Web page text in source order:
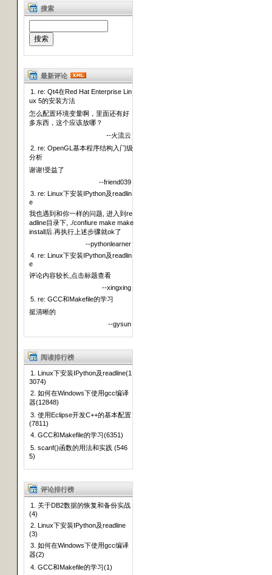
搜索
最新评论
1. re: Qt4在Red Hat Enterprise Lin
ux 5的安装方法
怎么配置环境变量啊，里面还有好
多东西，这个应该放哪？
--火流云
2. re: OpenGL基本程序结构入门级
分析
谢谢!受益了
--friend039
3. re: Linux下安装IPython及readlin
e
我也遇到和你一样的问题, 进入到re
adline目录下, ./confiure make make
install后.再执行上述步骤就ok了
--pythonlearner
4. re: Linux下安装IPython及readlin
e
评论内容较长,点击标题查看
--xingxing
5. re: GCC和Makefile的学习
挺清晰的
--gysun
阅读排行榜
1. Linux下安装IPython及readline(1
3074)
2. 如何在Windows下使用gcc编译
器(12848)
3. 使用Eclipse开发C++的基本配置
(7811)
4. GCC和Makefile的学习(6351)
5. scanf()函数的用法和实践 (546
5)
评论排行榜
1. 关于DB2数据的恢复和备份实战
(4)
2. Linux下安装IPython及readline
(3)
3. 如何在Windows下使用gcc编译
器(2)
4. GCC和Makefile的学习(1)